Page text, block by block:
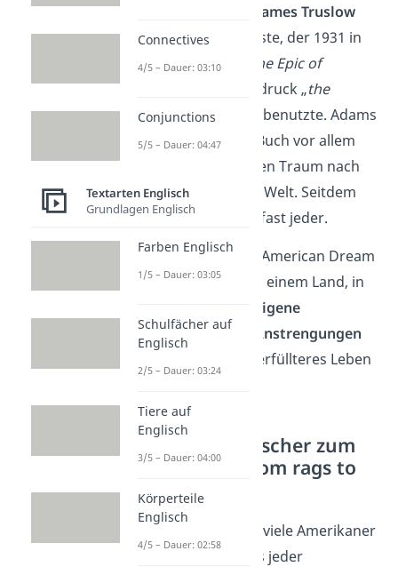
James Truslow
Adamswar der Erste, der 1931 in
seinem Roman
„The Epic of
den Ausdruck „the
American Dream“ benutzte. Adams
betont in seinem Buch vor allem
den amerikanischen Traum nach
einer gerechteren Welt. Seitdem
kennt den Begriff fast jeder.
Er beschreibt den American Dream
als den Traum von einem Land, in
eigene
Fähigkeitenund
Anstrengungen
ein besseres und erfüllteres Leben
Vom Tellerwäscher zum
Millionär: „From rags to
riches“
Bis heute glauben viele Amerikaner
fest daran, dass es jeder
Connectives
4/5 – Dauer: 03:10
Conjunctions
5/5 – Dauer: 04:47
Textarten Englisch
Grundlagen Englisch
Farben Englisch
1/5 – Dauer: 03:05
Schulfächer auf
Englisch
2/5 – Dauer: 03:24
Tiere auf
Englisch
3/5 – Dauer: 04:00
Körperteile
Englisch
4/5 – Dauer: 02:58